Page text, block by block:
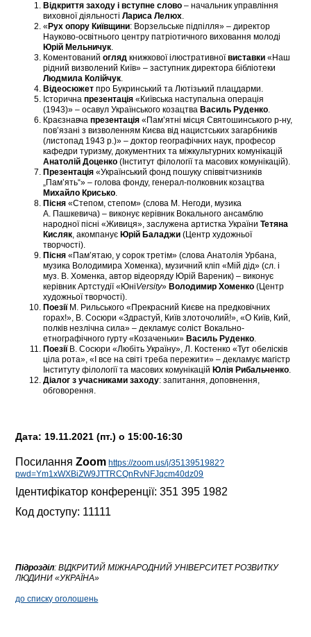
Відкриття заходу і вступне слово – начальник управління
виховної діяльностіЛариса Лелюх.
« Рух опору Київщини: Ворзельське підпілля» – директор
Науково-освітнього центру патріотичного виховання молоді
Юрій Мельничук.
Коментованийогляд книжкової ілюстративноївиставки «Наш
рідний визволений Київ» – заступник директора бібліотеки
Людмила Колійчук.
Відеосюжет про Букринський та Лютізький плацдарми.
Історичнапрезентація «Київська наступальна операція
(1943)» – осавул Українського козацтва Василь Руденко.
Краєзнавчапрезентація «Пам’ятні місця Святошинського р-ну,
пов’язані з визволенням Києва від нацистських загарбників
(листопад 1943 р.)» – доктор географічних наук, професор
кафедри туризму, документних та міжкультурних комунікацій
Анатолій Доценко (Інститут філології та масових комунікацій).
Презентація «Український фонд пошуку співвітчизників
„Пам’ять“» – голова фонду, генерал-полковник козацтва
Михайло Крисько.
Пісня «Степом, степом» (слова М. Негоди, музика
А. Пашкевича) – виконує керівник Вокального ансамблю
народної пісні «Живиця», заслужена артистка УкраїниТетяна
Кисляк, акомпанує Юрій Баладжи (Центр художньої
творчості).
Пісня «Пам’ятаю, у сорок третім» (слова Анатолія Урбана,
музика Володимира Хоменка), музичний кліп «Мій дід» (сл. і
муз. В. Хоменка, автор відеоряду Юрій Вареник) – виконує
керівник Артстудії «ЮніVersity» Володимир Хоменко (Центр
художньої творчості).
ПоезіїМ. Рильського «Прекрасний Києве на предковічних
горах!», В. Сосюри «Здрастуй, Київ злоточолий!», «О Київ, Кий,
полків незлічна сила» – декламує соліст Вокально-
етнографічного гурту «Козаченьки» Василь Руденко.
ПоезіїВ. Сосюри «Любіть Україну», Л. Костенко «Тут обелісків
ціла рота», «І все на світі треба пережити» – декламує магістр
Інституту філології та масових комунікацій Юлія Рибальченко.
Діалог з учасниками заходу: запитання, доповнення,
обговорення.
Дата: 19.11.2021 (пт.) о 15:00-16:30
ПосиланняZoom https://zoom.us/j/3513951982?
pwd=Ym1xWXBiZW9JTTRCQnRvNFJqcm40dz09
Ідентифікатор конференції: 351 395 1982
Код доступу: 11111
Підрозділ:ВІДКРИТИЙ МІЖНАРОДНИЙ УНІВЕРСИТЕТ РОЗВИТКУ
ЛЮДИНИ «УКРАЇНА»
до списку оголошень